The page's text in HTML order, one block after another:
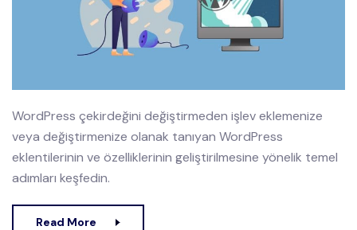
WordPress çekirdeğini değiştirmeden işlev eklemenize
veya değiştirmenize olanak tanıyan WordPress
eklentilerinin ve özelliklerinin geliştirilmesine yönelik temel
adımları keşfedin.
Read More